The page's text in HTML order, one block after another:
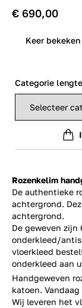
Rozenkelim
De authentieke
achtergrond.
achtergrond.
De geweven zijn
onderkleed/
vloerkleed
onderkleed aan
€ 690,00
Keer
Categorie lengte
Handgeweven
katoen.
Wij leveren het